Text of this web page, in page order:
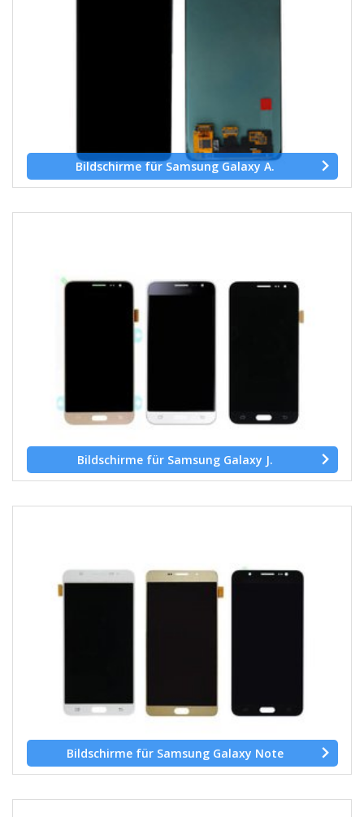
Bildschirme für Samsung Galaxy A.
Bildschirme für Samsung Galaxy J.
Bildschirme für Samsung Galaxy Note